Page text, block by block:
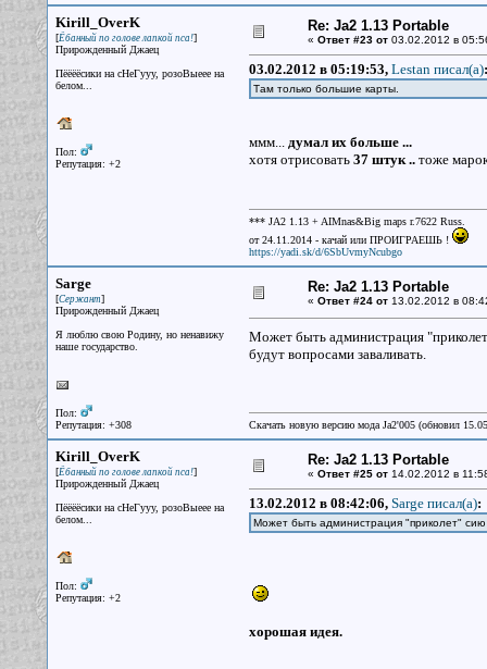
Kirill_OverK
[Ёбанный по голове лапкой пса!]
Прирожденный Джаец
Пёёёёсики на сНеГууу, розоВыеее на
белом...
Пол:
Репутация: +2
Re: Ja2 1.13 Portable
« Ответ #23 от03.02.2012 в
03.02.2012 в 05:19:53, Lestan писал(a):
Там только большие карты.
ммм... думал их больше ...
хотя отрисовать 37 штук ..тоже
*** JA2 1.13 + AIMnas&Big maps r.7622 Russ.
от 24.11.2014 - качай или ПРОИГРАЕШЬ !
https://yadi.sk/d/6SbUvmyNcubgo
Sarge
[Сержант]
Прирожденный Джаец
Я люблю свою Родину, но ненавижу
наше государство.
Пол:
Репутация: +308
Re: Ja2 1.13 Portable
« Ответ #24 от13.02.2012 в
Может быть администрация
будут вопросами заваливать.
Скачать новую версию мода Ja2'005 (обновил
Kirill_OverK
[Ёбанный по голове лапкой пса!]
Прирожденный Джаец
Пёёёёсики на сНеГууу, розоВыеее на
белом...
Пол:
Репутация: +2
Re: Ja2 1.13 Portable
« Ответ #25 от14.02.2012 в
13.02.2012 в 08:42:06, Sarge писал(a):
Может быть администрация "приколет"
хорошая идея.